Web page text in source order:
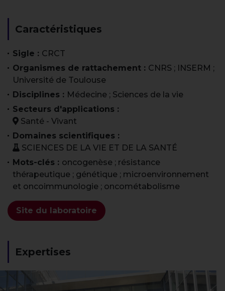
Fil
Caractéristiques
Sigle : CRCT
Organismes de rattachement : CNRS ; INSERM ;
Université de Toulouse
Disciplines : Médecine ; Sciences de la vie
Secteurs d'applications :
Santé - Vivant
Domaines scientifiques :
SCIENCES DE LA VIE ET DE LA SANTÉ
Mots-clés : oncogenèse ; résistance
thérapeutique ; génétique ; microenvironnement
et oncoimmunologie ; oncométabolisme
Site du laboratoire
Expertises